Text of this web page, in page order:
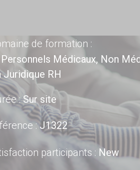
de formation :
Médicaux, Non
Juridique RH
: Sur site
: J1322
participants : New